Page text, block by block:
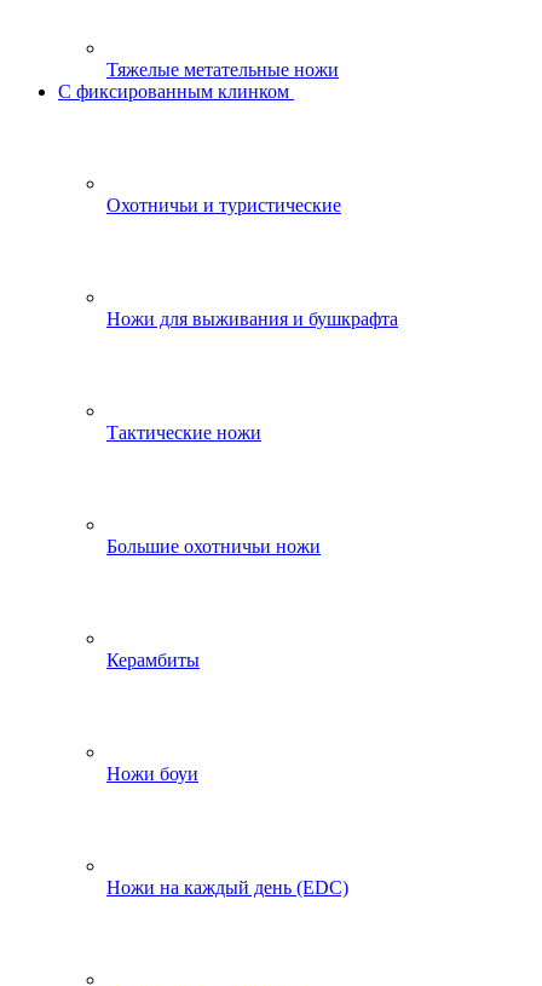
Тяжелые метательные ножи
С фиксированным клинком
Охотничьи и туристические
Ножи для выживания и бушкрафта
Тактические ножи
Большие охотничьи ножи
Керамбиты
Ножи боуи
Ножи на каждый день (EDC)